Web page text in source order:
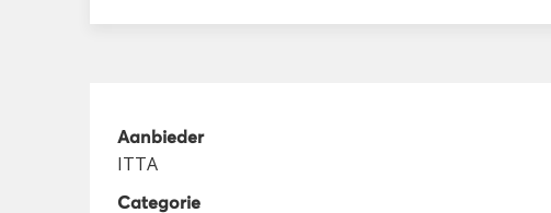
Aanbieder
ITTA
Categorie